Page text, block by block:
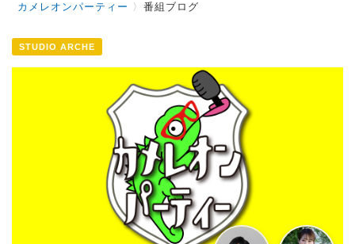
カメレオンパーティー 〉番組ブログ
STUDIO ARCHE